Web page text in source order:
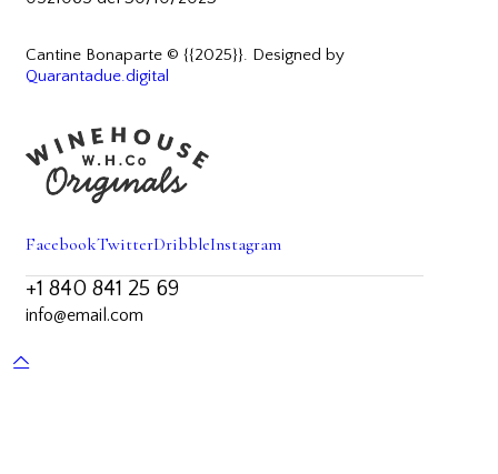
Cantine Bonaparte © {{2025}}. Designed by
Quarantadue.digital
FacebookTwitterDribbleInstagram
+1 840 841 25 69
info@email.com